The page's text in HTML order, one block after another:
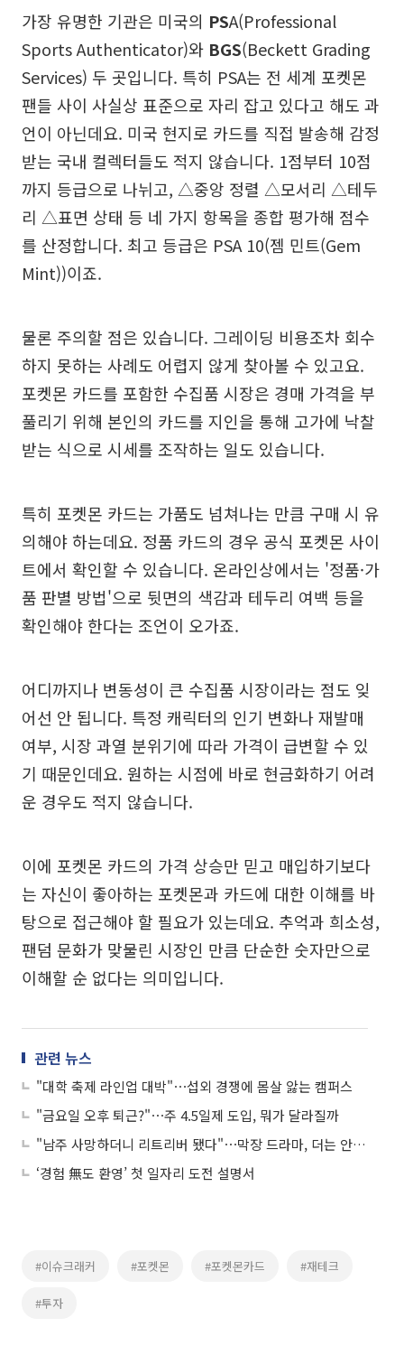
가장 유명한 기관은 미국의 PSA(Professional
Sports Authenticator)와 BGS(Beckett Grading
Services) 두 곳입니다. 특히 PSA는 전 세계 포켓몬
팬들 사이 사실상 표준으로 자리 잡고 있다고 해도 과
언이 아닌데요. 미국 현지로 카드를 직접 발송해 감정
받는 국내 컬렉터들도 적지 않습니다. 1점부터 10점
까지 등급으로 나뉘고, △중앙 정렬 △모서리 △테두
리 △표면 상태 등 네 가지 항목을 종합 평가해 점수
를 산정합니다. 최고 등급은 PSA 10(젬 민트(Gem
Mint))이죠.
물론 주의할 점은 있습니다. 그레이딩 비용조차 회수
하지 못하는 사례도 어렵지 않게 찾아볼 수 있고요.
포켓몬 카드를 포함한 수집품 시장은 경매 가격을 부
풀리기 위해 본인의 카드를 지인을 통해 고가에 낙찰
받는 식으로 시세를 조작하는 일도 있습니다.
특히 포켓몬 카드는 가품도 넘쳐나는 만큼 구매 시 유
의해야 하는데요. 정품 카드의 경우 공식 포켓몬 사이
트에서 확인할 수 있습니다. 온라인상에서는 '정품·가
품 판별 방법'으로 뒷면의 색감과 테두리 여백 등을
확인해야 한다는 조언이 오가죠.
어디까지나 변동성이 큰 수집품 시장이라는 점도 잊
어선 안 됩니다. 특정 캐릭터의 인기 변화나 재발매
여부, 시장 과열 분위기에 따라 가격이 급변할 수 있
기 때문인데요. 원하는 시점에 바로 현금화하기 어려
운 경우도 적지 않습니다.
이에 포켓몬 카드의 가격 상승만 믿고 매입하기보다
는 자신이 좋아하는 포켓몬과 카드에 대한 이해를 바
탕으로 접근해야 할 필요가 있는데요. 추억과 희소성,
팬덤 문화가 맞물린 시장인 만큼 단순한 숫자만으로
이해할 순 없다는 의미입니다.
관련 뉴스
"대학 축제 라인업 대박"⋯섭외 경쟁에 몸살 앓는 캠퍼스
"금요일 오후 퇴근?"⋯주 4.5일제 도입, 뭐가 달라질까
"남주 사망하더니 리트리버 됐다"⋯막장 드라마, 더는 안 먹히나요?
‘경험 無도 환영’ 첫 일자리 도전 설명서
#이슈크래커 #포켓몬 #포켓몬카드 #재테크
#투자